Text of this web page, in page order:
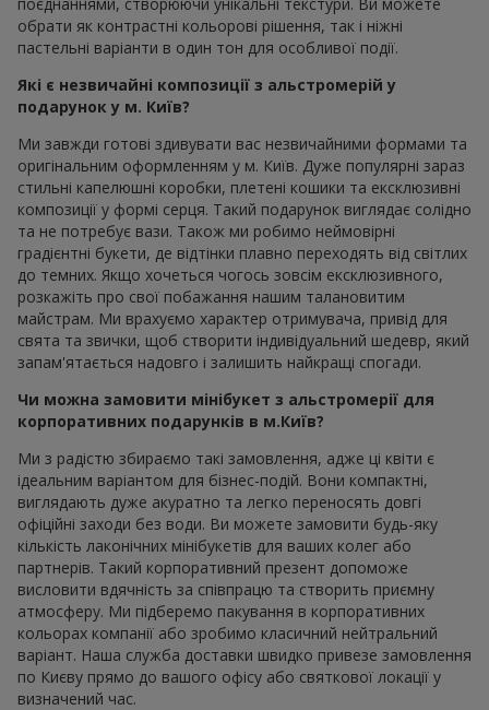
обрати як контрастні кольорові рішення, так і ніжні
пастельні варіанти в один тон для особливої події.
Які є незвичайні композиції з альстромерій у
подарунок у м. Київ?
Ми завжди готові здивувати вас незвичайними формами та
оригінальним оформленням у м. Київ. Дуже популярні зараз
стильні капелюшні коробки, плетені кошики та ексклюзивні
композиції у формі серця. Такий подарунок виглядає солідно
та не потребує вази. Також ми робимо неймовірні
градієнтні букети, де відтінки плавно переходять від світлих
до темних. Якщо хочеться чогось зовсім ексклюзивного,
розкажіть про свої побажання нашим талановитим
майстрам. Ми врахуємо характер отримувача, привід для
свята та звички, щоб створити індивідуальний шедевр, який
запам'ятається надовго і залишить найкращі спогади.
Чи можна замовити мінібукет з альстромерії для
корпоративних подарунків в м.Київ?
Ми з радістю збираємо такі замовлення, адже ці квіти є
ідеальним варіантом для бізнес-подій. Вони компактні,
виглядають дуже акуратно та легко переносять довгі
офіційні заходи без води. Ви можете замовити будь-яку
кількість лаконічних мінібукетів для ваших колег або
партнерів. Такий корпоративний презент допоможе
висловити вдячність за співпрацю та створить приємну
атмосферу. Ми підберемо пакування в корпоративних
кольорах компанії або зробимо класичний нейтральний
варіант. Наша служба доставки швидко привезе замовлення
по Києву прямо до вашого офісу або святкової локації у
визначений час.